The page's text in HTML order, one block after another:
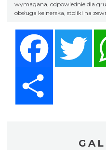
wymagana, odpowiednie dla
obsługa kelnerska, stoliki na